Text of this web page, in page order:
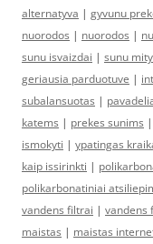
alternatyva | gyvunu
nuorodos | nuorodos |
sunu isvaizdai | sunu
geriausia parduotuve |
subalansuotas |
katems | prekes sunims |
ismokyti | ypatingas
kaip issirinkti |
polikarbonatiniai
vandens filtrai | vandens
maistas | maistas